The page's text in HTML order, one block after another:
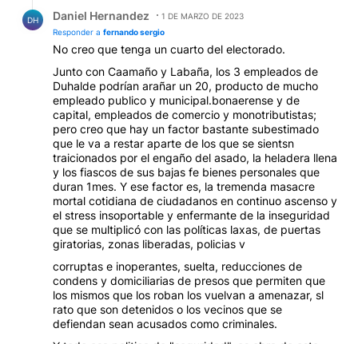
DH Daniel Hernandez
1 DE MARZO DE 2023
Responder a fernando sergio
No creo que tenga un cuarto del electorado.
Junto con Caamaño y Labaña, los 3 empleados de
Duhalde podrían arañar un 20, producto de mucho
empleado publico y municipal.bonaerense y de
capital, empleados de comercio y monotributistas;
pero creo que hay un factor bastante subestimado
que le va a restar aparte de los que se sientsn
traicionados por el engaño del asado, la heladera llena
y los fiascos de sus bajas fe bienes personales que
duran 1mes. Y ese factor es, la tremenda masacre
mortal cotidiana de ciudadanos en continuo ascenso y
el stress insoportable y enfermante de la inseguridad
que se multiplicó con las políticas laxas, de puertas
giratorias, zonas liberadas, policias v
corruptas e inoperantes, suelta, reducciones de
condens y domiciliarias de presos que permiten que
los mismos que los roban los vuelvan a amenazar, sl
rato que son detenidos o los vecinos que se
defiendan sean acusados como criminales.